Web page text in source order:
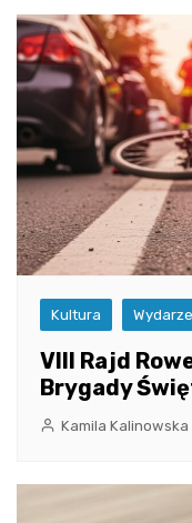
Kultura
VIII Rajd
Brygady
Kamila Kalinowska